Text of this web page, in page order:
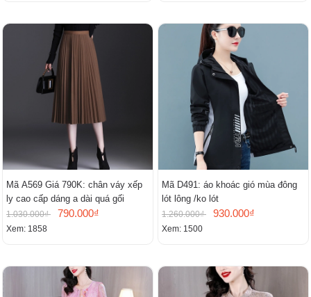
Mã A569 Giá 790K: chân váy xếp
ly cao cấp dáng a dài quá gối
1.030.000₫ 790.000₫
Xem: 1858
Mã D491: áo khoác gió mùa đông
lót lông /ko lót
1.260.000₫ 930.000₫
Xem: 1500